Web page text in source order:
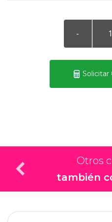
Solicitar
Otros
también